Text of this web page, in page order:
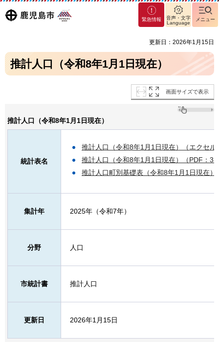
鹿児島
マグ
マシ
緊急情報
音声・文字
Language
メニュー
更新日：2026年1月15日
推計人口（令和8年1月1日現在）
画面サイズで表示
推計人口（令和8年1月1日現在）
統計表名
推計人口（令和8年1月1日現在）（エクセル
推計人口（令和8年1月1日現在）（PDF：
推計人口町別基礎表（令和8年1月1日現在）
集計年 2025年（令和7年）
分野 人口
市統計書 推計人口
更新日 2026年1月15日